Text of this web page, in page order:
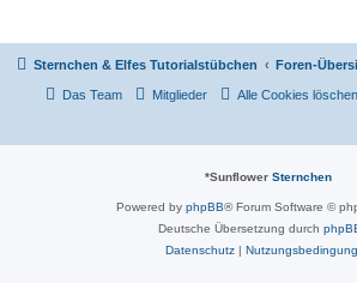
Sternchen & Elfes Tutorialstübchen Foren-
Alle Cookies löschen
Mitglieder
Das Team
*Sunflower Sternchen
Powered by phpBB® Forum Software ©
Deutsche Übersetzung durch
Datenschutz|